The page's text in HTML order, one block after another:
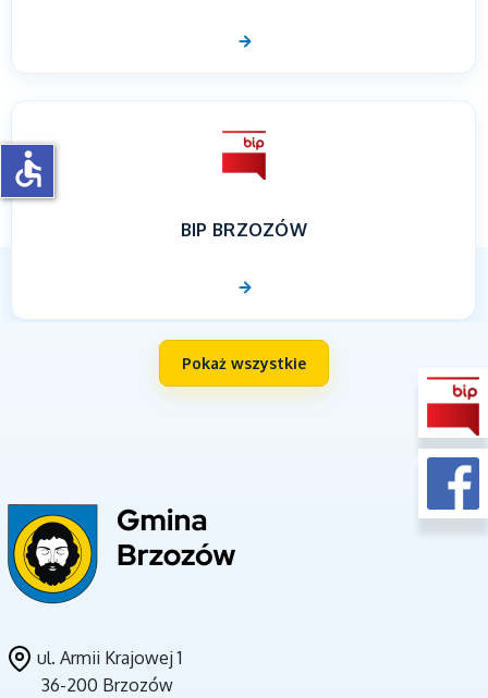
BIP BRZOZÓW
Pokaż wszystkie
ul. Armii Krajowej 1
36-200 Brzozów
accessible